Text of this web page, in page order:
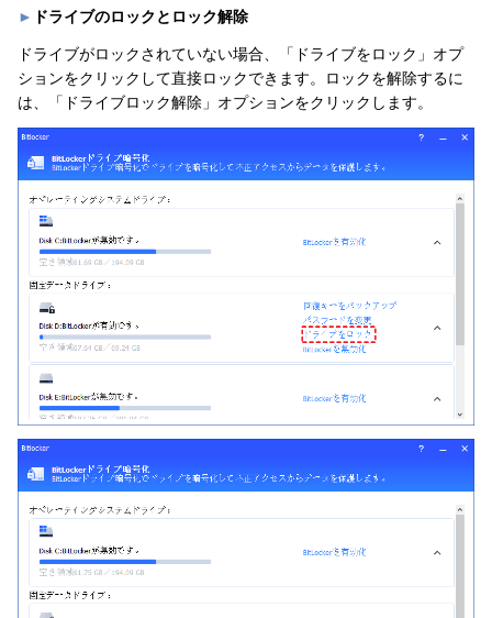
► ドライブのロックとロック解除
ドライブがロックされていない場合、「ドライブをロック」オプ
ションをクリックして直接ロックできます。ロックを解除するに
は、「ドライブロック解除」オプションをクリックします。